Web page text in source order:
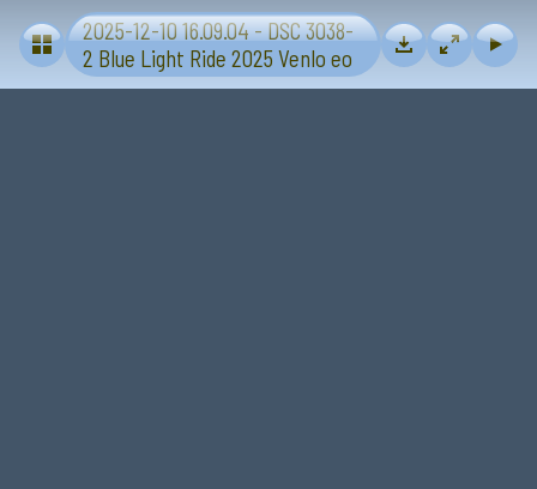
Blue Light Ride 2025 - Sevenum-Venlo
2025-12-10 16.09.04 - DSC 3038-
2 Blue Light Ride 2025 Venlo eo